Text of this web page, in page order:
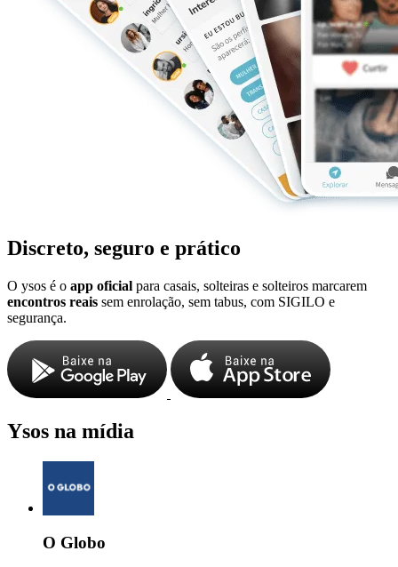
Discreto, seguro e prático
O ysos é o app oficial para casais, solteiras e solteiros marcarem
encontros reais sem enrolação, sem tabus, com SIGILO e
segurança.
Ysos na mídia
O Globo